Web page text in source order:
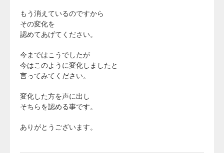
もう消えているのですから
その変化を
認めてあげてください。
今まではこうでしたが
今はこのように変化しましたと
言ってみてください。
変化した方を声に出し
そちらを認める事です。
ありがとうございます。